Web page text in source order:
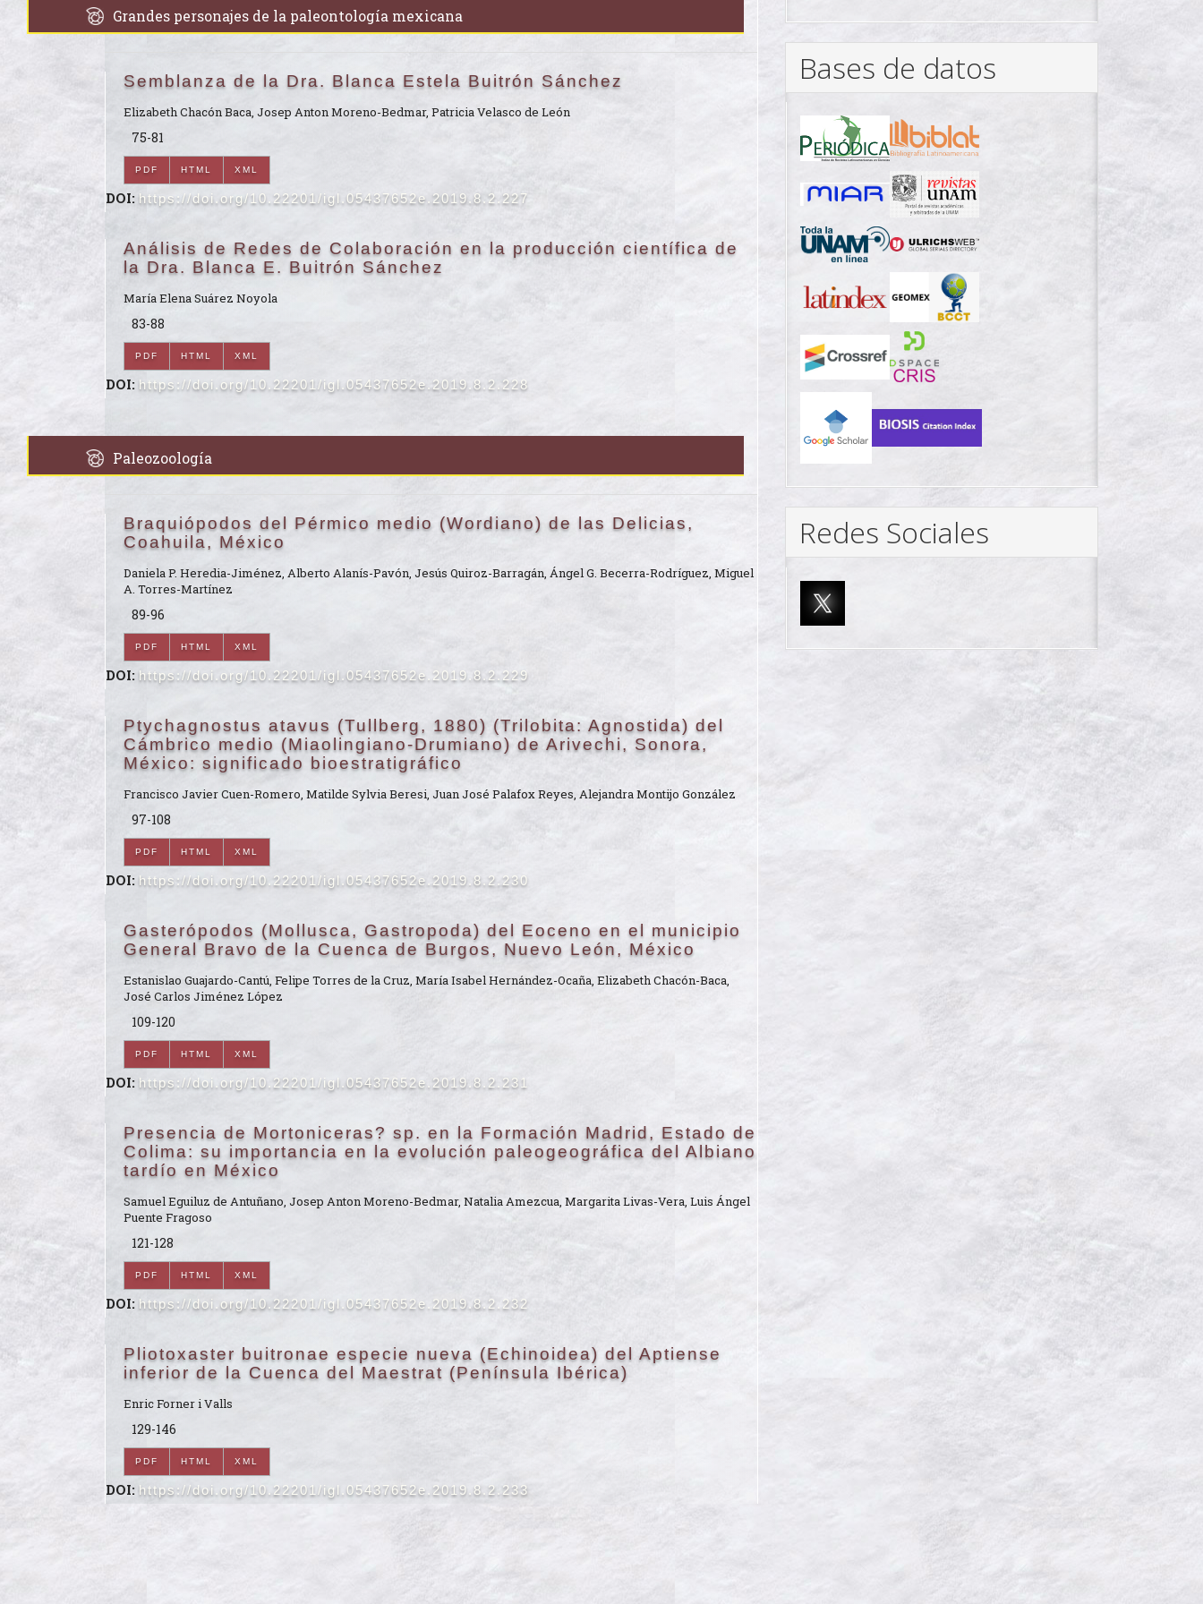
Grandes personajes de la paleontología mexicana
Semblanza de la Dra. Blanca Estela Buitrón Sánchez
Elizabeth Chacón Baca, Josep Anton Moreno-Bedmar, Patricia Velasco de León
75-81
PDF HTML XML
DOI: https://doi.org/10.22201/igl.05437652e.2019.8.2.227
Análisis de Redes de Colaboración en la producción científica de
la Dra. Blanca E. Buitrón Sánchez
María Elena Suárez Noyola
83-88
PDF HTML XML
DOI: https://doi.org/10.22201/igl.05437652e.2019.8.2.228
Paleozoología
Braquiópodos del Pérmico medio (Wordiano) de las Delicias,
Coahuila, México
Daniela P. Heredia-Jiménez, Alberto Alanís-Pavón, Jesús Quiroz-Barragán, Ángel G. Becerra-Rodríguez, Miguel
A. Torres-Martínez
89-96
PDF HTML XML
DOI: https://doi.org/10.22201/igl.05437652e.2019.8.2.229
Ptychagnostus atavus (Tullberg, 1880) (Trilobita: Agnostida) del
Cámbrico medio (Miaolingiano-Drumiano) de Arivechi, Sonora,
México: significado bioestratigráfico
Francisco Javier Cuen-Romero, Matilde Sylvia Beresi, Juan José Palafox Reyes, Alejandra Montijo González
97-108
PDF HTML XML
DOI: https://doi.org/10.22201/igl.05437652e.2019.8.2.230
Gasterópodos (Mollusca, Gastropoda) del Eoceno en el municipio
General Bravo de la Cuenca de Burgos, Nuevo León, México
Estanislao Guajardo-Cantú, Felipe Torres de la Cruz, María Isabel Hernández-Ocaña, Elizabeth Chacón-Baca,
José Carlos Jiménez López
109-120
PDF HTML XML
DOI: https://doi.org/10.22201/igl.05437652e.2019.8.2.231
Presencia de Mortoniceras? sp. en la Formación Madrid, Estado de
Colima: su importancia en la evolución paleogeográfica del Albiano
tardío en México
Samuel Eguiluz de Antuñano, Josep Anton Moreno-Bedmar, Natalia Amezcua, Margarita Livas-Vera, Luis Ángel
Puente Fragoso
121-128
PDF HTML XML
DOI: https://doi.org/10.22201/igl.05437652e.2019.8.2.232
Pliotoxaster buitronae especie nueva (Echinoidea) del Aptiense
inferior de la Cuenca del Maestrat (Península Ibérica)
Enric Forner i Valls
129-146
PDF HTML XML
DOI: https://doi.org/10.22201/igl.05437652e.2019.8.2.233
Bases de datos
Redes Sociales